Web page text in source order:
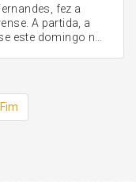
fez a
a
este domingo no
Fim